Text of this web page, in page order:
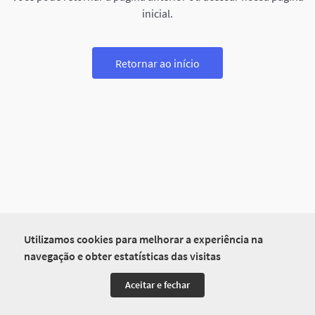
Utilizamos cookies para melhorar a experiência na
navegação e obter estatísticas das visitas
Aceitar e fechar
inicial.
Retornar ao início